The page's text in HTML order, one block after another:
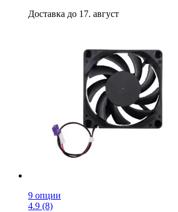
Доставка до 17. август
9 опции
4.9 (8)